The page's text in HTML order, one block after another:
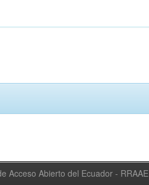
Acceso Abierto del Ecuador - RRAAE